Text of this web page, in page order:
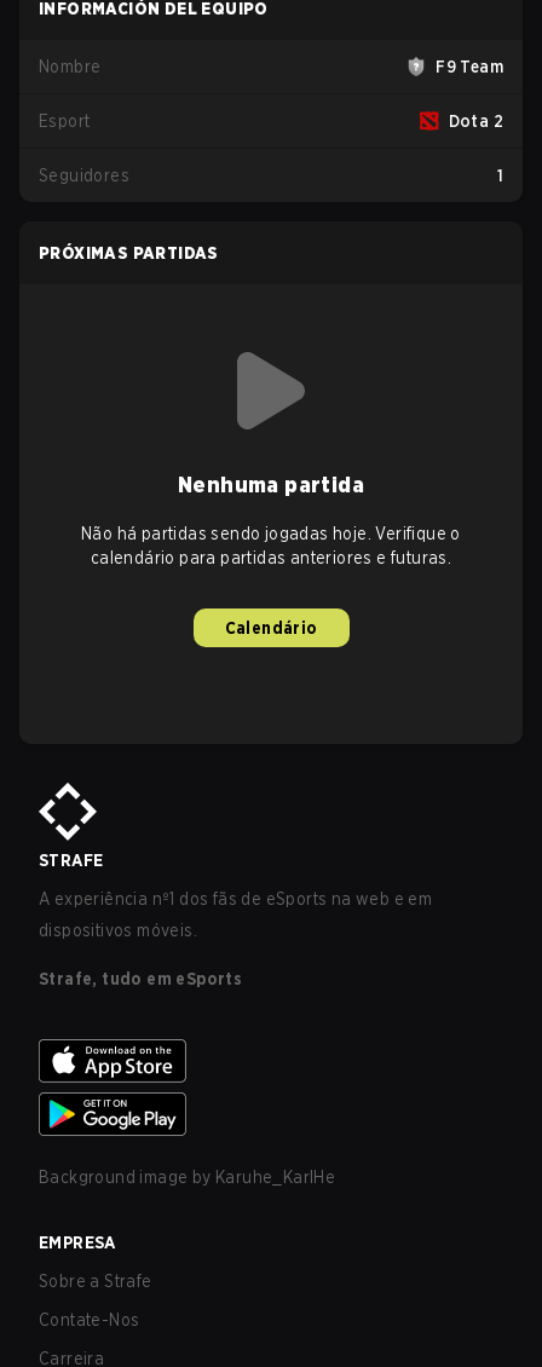
INFORMACIÓN DEL EQUIPO
Nombre F9 Team
Esport Dota 2
Seguidores 1
PRÓXIMAS PARTIDAS
Nenhuma partida
Não há partidas sendo jogadas hoje. Verifique o
calendário para partidas anteriores e futuras.
Calendário
STRAFE
A experiência nº1 dos fãs de eSports na web e em
dispositivos móveis.
Strafe, tudo em eSports
Background image by Karuhe_KarlHe
EMPRESA
Sobre a Strafe
Contate-Nos
Carreira